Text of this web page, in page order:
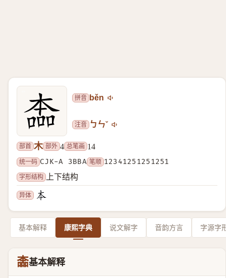
拼音 běn
注音 ㄅㄣˇ
部首 木 部外 4 总笔画 14
统一码 CJK-A 3BBA 笔顺 12341251251251
字形结构
上下结构
异体
基本解释 康熙字典 说文解字 音韵方言 字源字
㮺基本解释